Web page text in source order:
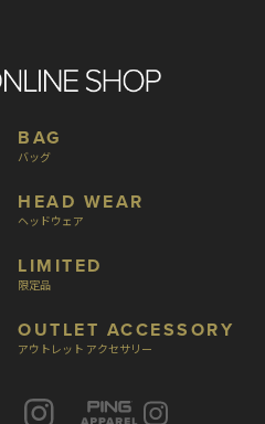
BAG
バッグ
HEAD WEAR
ヘッドウェア
LIMITED
限定品
OUTLET ACCESSORY
アウトレット アクセサリー